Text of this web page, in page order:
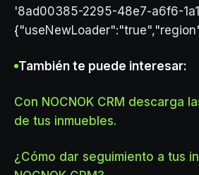
'8ad00385-2295-48e7-a6f6-
También te puede interesar:
Con NOCNOK CRM descarga
de tus inmuebles.
¿Cómo dar seguimiento a tus